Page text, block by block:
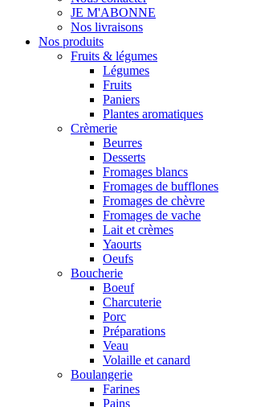
JE M'ABONNE
Nos livraisons
Nos produits
Fruits & légumes
Légumes
Fruits
Paniers
Plantes aromatiques
Crèmerie
Beurres
Desserts
Fromages blancs
Fromages de bufflones
Fromages de chèvre
Fromages de vache
Lait et crèmes
Yaourts
Oeufs
Boucherie
Boeuf
Charcuterie
Porc
Préparations
Veau
Volaille et canard
Boulangerie
Farines
Pains